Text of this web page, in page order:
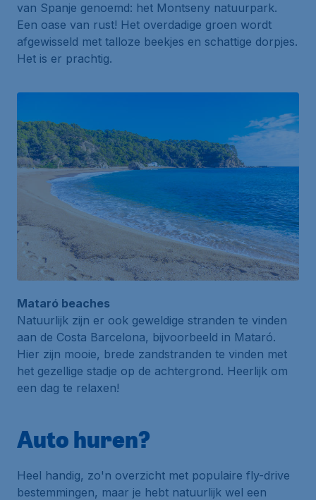
van Spanje genoemd: het Montseny natuurpark.
Een oase van rust! Het overdadige groen wordt
afgewisseld met talloze beekjes en schattige dorpjes.
Het is er prachtig.
Mataró beaches
Natuurlijk zijn er ook geweldige stranden te vinden
aan de Costa Barcelona, bijvoorbeeld in Mataró.
Hier zijn mooie, brede zandstranden te vinden met
het gezellige stadje op de achtergrond. Heerlijk om
een dag te relaxen!
Auto huren?
Heel handig, zo'n overzicht met populaire fly-drive
bestemmingen, maar je hebt natuurlijk wel een